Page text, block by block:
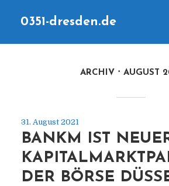
0351-dresden.de
ARCHIV AUGUST
31. August 2021
BANKM IST
DER BÖRSE